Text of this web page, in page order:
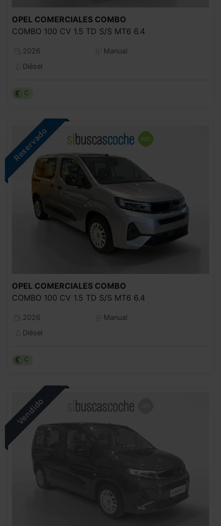
OPEL COMERCIALES COMBO
COMBO 100 CV 1.5 TD S/S MT6 6.4
2026
Manual
Diésel
C
OPEL COMERCIALES COMBO
COMBO 100 CV 1.5 TD S/S MT6 6.4
2026
Manual
Diésel
C